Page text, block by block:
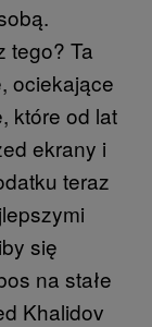
tego? Ta
ociekające
które od lat
ekrany i
teraz
się
na stałe
Khalidov